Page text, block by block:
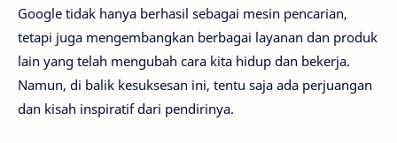
Google tidak hanya berhasil sebagai mesin pencarian,
tetapi juga mengembangkan berbagai layanan dan produk
lain yang telah mengubah cara kita hidup dan bekerja.
Namun, di balik kesuksesan ini, tentu saja ada perjuangan
dan kisah inspiratif dari pendirinya.